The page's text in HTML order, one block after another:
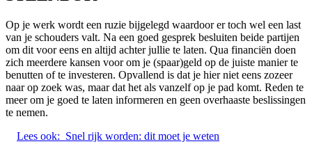
Op je werk wordt een ruzie bijgelegd waardoor er toch wel een last
van je schouders valt. Na een goed gesprek besluiten beide partijen
om dit voor eens en altijd achter jullie te laten. Qua financiën doen
zich meerdere kansen voor om je (spaar)geld op de juiste manier te
benutten of te investeren. Opvallend is dat je hier niet eens zozeer
naar op zoek was, maar dat het als vanzelf op je pad komt. Reden te
meer om je goed te laten informeren en geen overhaaste beslissingen
te nemen.
Lees ook: Snel rijk worden: dit moet je weten